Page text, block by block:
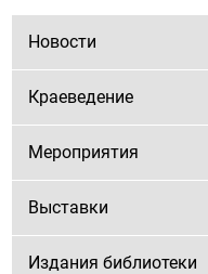
Новости
Краеведение
Мероприятия
Выставки
Издания библиотеки